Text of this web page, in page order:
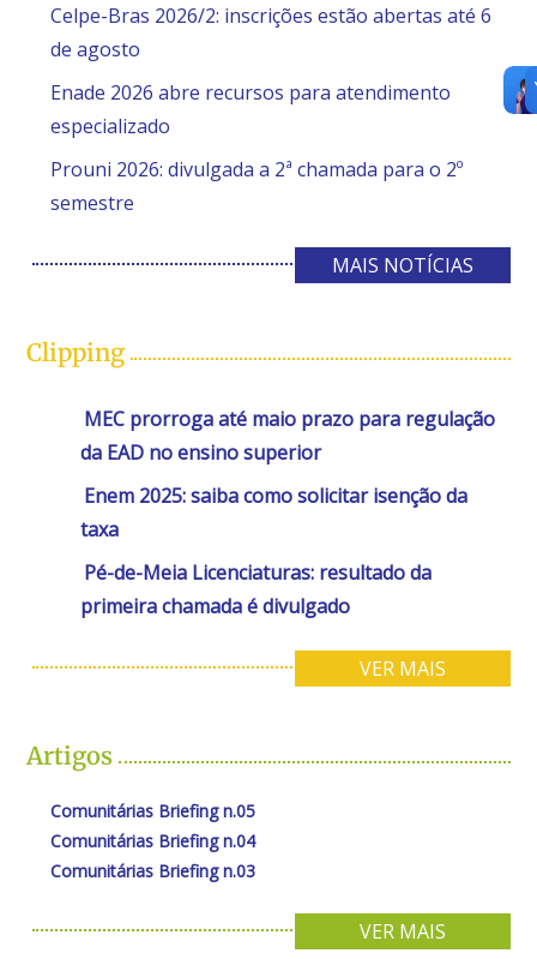
Celpe-Bras 2026/2: inscrições estão abertas até 6
de agosto
Enade 2026 abre recursos para atendimento
especializado
Prouni 2026: divulgada a 2ª chamada para o 2º
semestre
MAIS NOTÍCIAS
Clipping
MEC prorroga até maio prazo para regulação
da EAD no ensino superior
Enem 2025: saiba como solicitar isenção da
taxa
Pé-de-Meia Licenciaturas: resultado da
primeira chamada é divulgado
VER MAIS
Artigos
Comunitárias Briefing n.05
Comunitárias Briefing n.04
Comunitárias Briefing n.03
VER MAIS